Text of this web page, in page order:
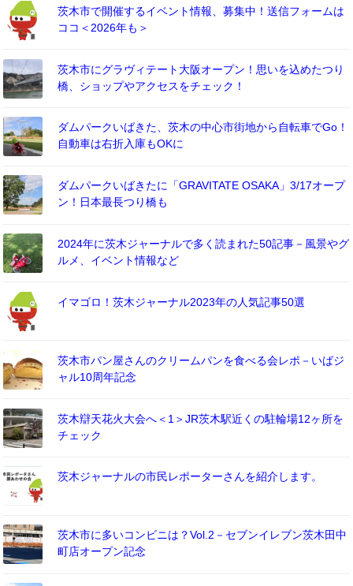
茨木市で開催するイベント情報、募集中！送信フォームは
ココ＜2026年も＞
茨木市にグラヴィテート大阪オープン！思いを込めたつり
橋、ショップやアクセスをチェック！
ダムパークいばきた、茨木の中心市街地から自転車でGo！
自動車は右折入庫もOKに
ダムパークいばきたに「GRAVITATE OSAKA」3/17オープ
ン！日本最長つり橋も
2024年に茨木ジャーナルで多く読まれた50記事－風景やグ
ルメ、イベント情報など
イマゴロ！茨木ジャーナル2023年の人気記事50選
茨木市パン屋さんのクリームパンを食べる会レポ－いばジ
ャル10周年記念
茨木辯天花火大会へ＜1＞JR茨木駅近くの駐輪場12ヶ所を
チェック
茨木ジャーナルの市民レポーターさんを紹介します。
茨木市に多いコンビニは？Vol.2－セブンイレブン茨木田中
町店オープン記念